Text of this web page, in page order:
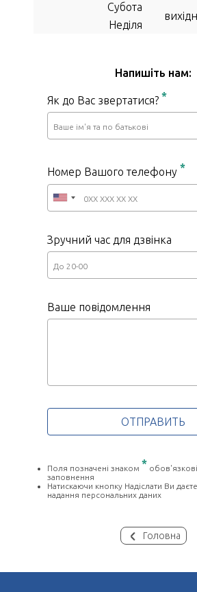
Головна
Субота
Неділя
Напишіть нам:
Як до Вас звертатися? *
Номер Вашого телефону *
Зручний час для дзвінка
Ваше повідомлення
Поля позначені знаком *
заповнення
Натискаючи кнопку Надіслати Ви
надання персональних даних